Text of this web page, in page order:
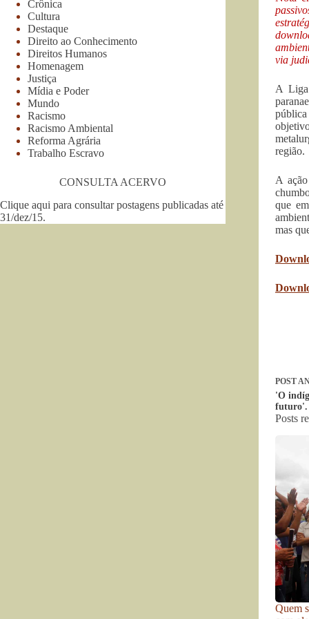
via
A
região.
A
que
mas
POST
'O
futuro'.
Posts
Quem
Crônica
Cultura
Destaque
Direito ao Conhecimento
Direitos Humanos
Homenagem
Justiça
Mídia e Poder
Mundo
Racismo
Racismo Ambiental
Reforma Agrária
Trabalho Escravo
CONSULTA ACERVO
Clique aqui para consultar postagens publicadas até
31/dez/15.